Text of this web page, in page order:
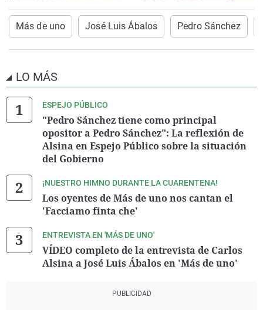
Más de uno José Luis Ábalos Pedro Sánchez
LO MÁS
ESPEJO PÚBLICO
"Pedro Sánchez tiene como principal
opositor a Pedro Sánchez": La reflexión de
Alsina en Espejo Público sobre la situación
del Gobierno
¡NUESTRO HIMNO DURANTE LA CUARENTENA!
Los oyentes de Más de uno nos cantan el
'Facciamo finta che'
ENTREVISTA EN 'MÁS DE UNO'
VÍDEO completo de la entrevista de Carlos
Alsina a José Luis Ábalos en 'Más de uno'